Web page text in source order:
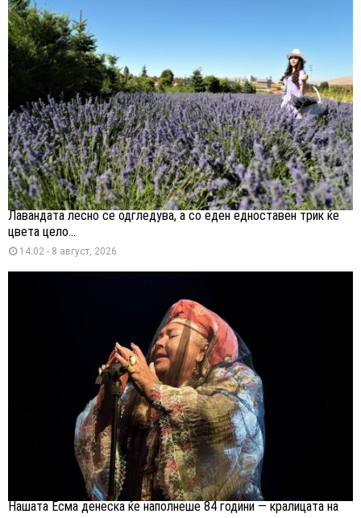
Лавандата лесно се одгледува, а со еден едноставен трик ќе
цвета цело...
14:02 - 8 август, 2026
Нашата Есма денеска ќе наполнеше 84 години — кралицата на